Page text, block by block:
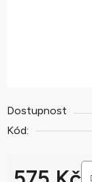
Dostupnost
Kód: